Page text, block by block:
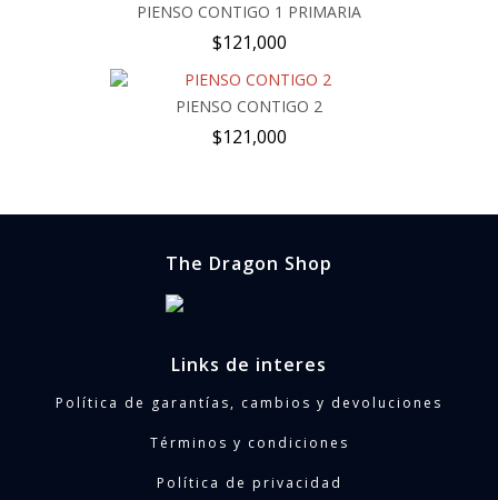
PIENSO CONTIGO 1 PRIMARIA
$121,000
PIENSO CONTIGO 2
$121,000
The Dragon Shop
Links de interes
Política de garantías, cambios y devoluciones
Términos y condiciones
Política de privacidad